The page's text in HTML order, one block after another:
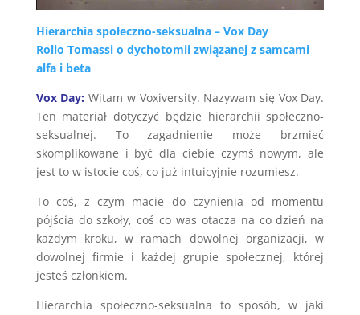
Hierarchia społeczno-seksualna – Vox Day
Rollo Tomassi o dychotomii związanej z samcami
alfa i beta
Vox Day: Witam w Voxiversity. Nazywam się Vox Day.
Ten materiał dotyczyć będzie hierarchii społeczno-
seksualnej. To zagadnienie może brzmieć
skomplikowane i być dla ciebie czymś nowym, ale
jest to w istocie coś, co już intuicyjnie rozumiesz.
To coś, z czym macie do czynienia od momentu
pójścia do szkoły, coś co was otacza na co dzień na
każdym kroku, w ramach dowolnej organizacji, w
dowolnej firmie i każdej grupie społecznej, której
jesteś członkiem.
Hierarchia społeczno-seksualna to sposób, w jaki